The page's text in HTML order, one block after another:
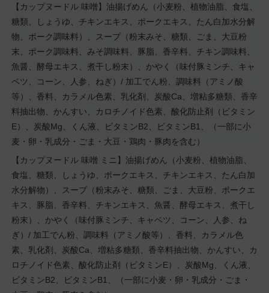
【カップヌードル 味噌】油揚げめん（小麦粉、植物油脂、食塩、
糖類、しょうゆ、チキンエキス、ポークエキス、たん白加水分解
物、ポーク調味料）、スープ（粉末みそ、糖類、ごま、大豆粉
末、ポーク調味料、みそ調味料、豚脂、香辛料、チキン調味料、
魚醤、酵母エキス、煮干し粉末）、かやく（味付豚ミンチ、キャ
ベツ、コーン、人参、ねぎ）/ 加工でん粉、調味料（アミノ酸
等）、香料、カラメル色素、乳化剤、炭酸Ca、増粘多糖類、香辛
料抽出物、かんすい、カロチノイド色素、酸化防止剤（ビタミン
E）、炭酸Mg、くん液、ビタミンB2、ビタミンB1、（一部に小
麦・卵・乳成分・ごま・大豆・鶏肉・豚肉を含む）
【カップヌードル 味噌 ミニ】油揚げめん（小麦粉、植物油脂、
食塩、糖類、しょうゆ、ポークエキス、チキンエキス、たん白加
水分解物）、スープ（粉末みそ、糖類、ごま、大豆粉、ポークエ
キス、豚脂、香辛料、チキンエキス、魚醤、酵母エキス、煮干し
粉末）、かやく（味付豚ミンチ、キャベツ、コーン、人参、ね
ぎ）/ 加工でん粉、調味料（アミノ酸等）、香料、カラメル色
素、乳化剤、炭酸Ca、増粘多糖類、香辛料抽出物、かんすい、カ
ロチノイド色素、酸化防止剤（ビタミンE）、炭酸Mg、くん液、
ビタミンB2、ビタミンB1、（一部に小麦・卵・乳成分・ごま・